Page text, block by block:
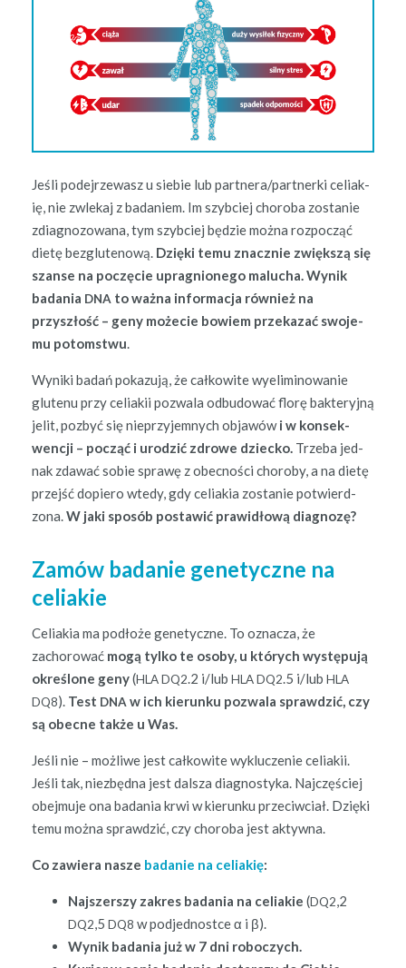
Jeśli pode­jrze­wasz u siebie lub partnera/partnerki celi­ak­
ię, nie zwlekaj z badaniem. Im szy­b­ciej choro­ba zostanie
zdi­ag­no­zowana, tym szy­b­ciej będzie moż­na rozpocząć
dietę bezg­lutenową. Dzię­ki temu znacznie zwięk­szą się
szanse na poczę­cie upragnionego malucha. Wynik
bada­nia DNA to waż­na infor­ma­c­ja również na
przyszłość – geny może­cie bowiem przekazać swo­je­
mu potomst­wu.
Wyni­ki badań pokazu­ją, że całkowite wye­lim­i­nowanie
glutenu przy celi­akii pozwala odbu­dować florę bak­teryjną
jelit, pozbyć się nieprzy­jem­nych objawówi w kon­sek­
wencji – począć i urodz­ić zdrowe dziecko. Trze­ba jed­
nak zdawać sobie sprawę z obec­noś­ci choro­by, a na dietę
prze­jść dopiero wtedy, gdy celi­akia zostanie potwierd­
zona.W jaki sposób postaw­ić praw­idłową diagnozę?
Zamów badanie genetyczne na
celiakie
Celi­akia ma podłoże gene­ty­czne. To oznacza, że
zachorować mogą tylko te oso­by, u których wys­tępu­ją
określone geny(HLADQ2.2 i/lub HLADQ2.5 i/lub HLA
DQ8). Test DNA w ich kierunku pozwala sprawdz­ić, czy
są obec­ne także u Was.
Jeśli nie – możli­we jest całkowite wyk­lucze­nie celi­akii.
Jeśli tak, niezbęd­na jest dal­sza diag­nos­ty­ka. Najczęś­ciej
obe­j­mu­je ona bada­nia krwi w kierunku prze­ci­w­ci­ał. Dzię­ki
temu moż­na sprawdz­ić, czy choro­ba jest aktywna.
Co zaw­iera nasze badanie na celi­ak­ię:
Najsz­er­szy zakres bada­nia na celi­akie (DQ2,2
DQ2,5 DQ8 w pod­jed­nos­tce α i β).
Wynik bada­nia już w 7 dni roboczych.